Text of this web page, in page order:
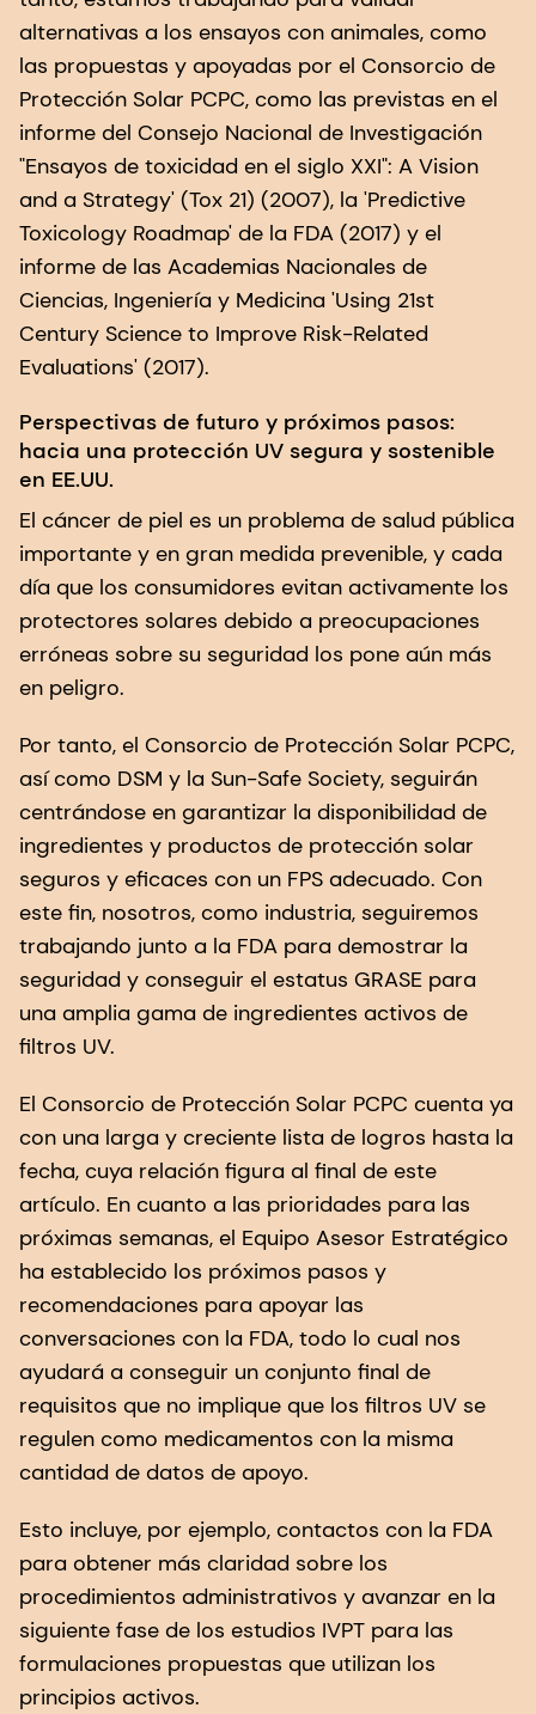
alternativas a los ensayos con animales, como
las propuestas y apoyadas por el Consorcio de
Protección Solar PCPC, como las previstas en el
informe del Consejo Nacional de Investigación
"Ensayos de toxicidad en el siglo XXI": A Vision
and a Strategy' (Tox 21) (2007), la 'Predictive
Toxicology Roadmap' de la FDA (2017) y el
informe de las Academias Nacionales de
Ciencias, Ingeniería y Medicina 'Using 21st
Century Science to Improve Risk-Related
Evaluations' (2017).
Perspectivas de futuro y próximos pasos:
hacia una protección UV segura y sostenible
en EE.UU.
El cáncer de piel es un problema de salud pública
importante y en gran medida prevenible, y cada
día que los consumidores evitan activamente los
protectores solares debido a preocupaciones
erróneas sobre su seguridad los pone aún más
en peligro.
Por tanto, el Consorcio de Protección Solar PCPC,
así como DSM y la Sun-Safe Society, seguirán
centrándose en garantizar la disponibilidad de
ingredientes y productos de protección solar
seguros y eficaces con un FPS adecuado. Con
este fin, nosotros, como industria, seguiremos
trabajando junto a la FDA para demostrar la
seguridad y conseguir el estatus GRASE para
una amplia gama de ingredientes activos de
filtros UV.
El Consorcio de Protección Solar PCPC cuenta ya
con una larga y creciente lista de logros hasta la
fecha, cuya relación figura al final de este
artículo. En cuanto a las prioridades para las
próximas semanas, el Equipo Asesor Estratégico
ha establecido los próximos pasos y
recomendaciones para apoyar las
conversaciones con la FDA, todo lo cual nos
ayudará a conseguir un conjunto final de
requisitos que no implique que los filtros UV se
regulen como medicamentos con la misma
cantidad de datos de apoyo.
Esto incluye, por ejemplo, contactos con la FDA
para obtener más claridad sobre los
procedimientos administrativos y avanzar en la
siguiente fase de los estudios IVPT para las
formulaciones propuestas que utilizan los
principios activos.